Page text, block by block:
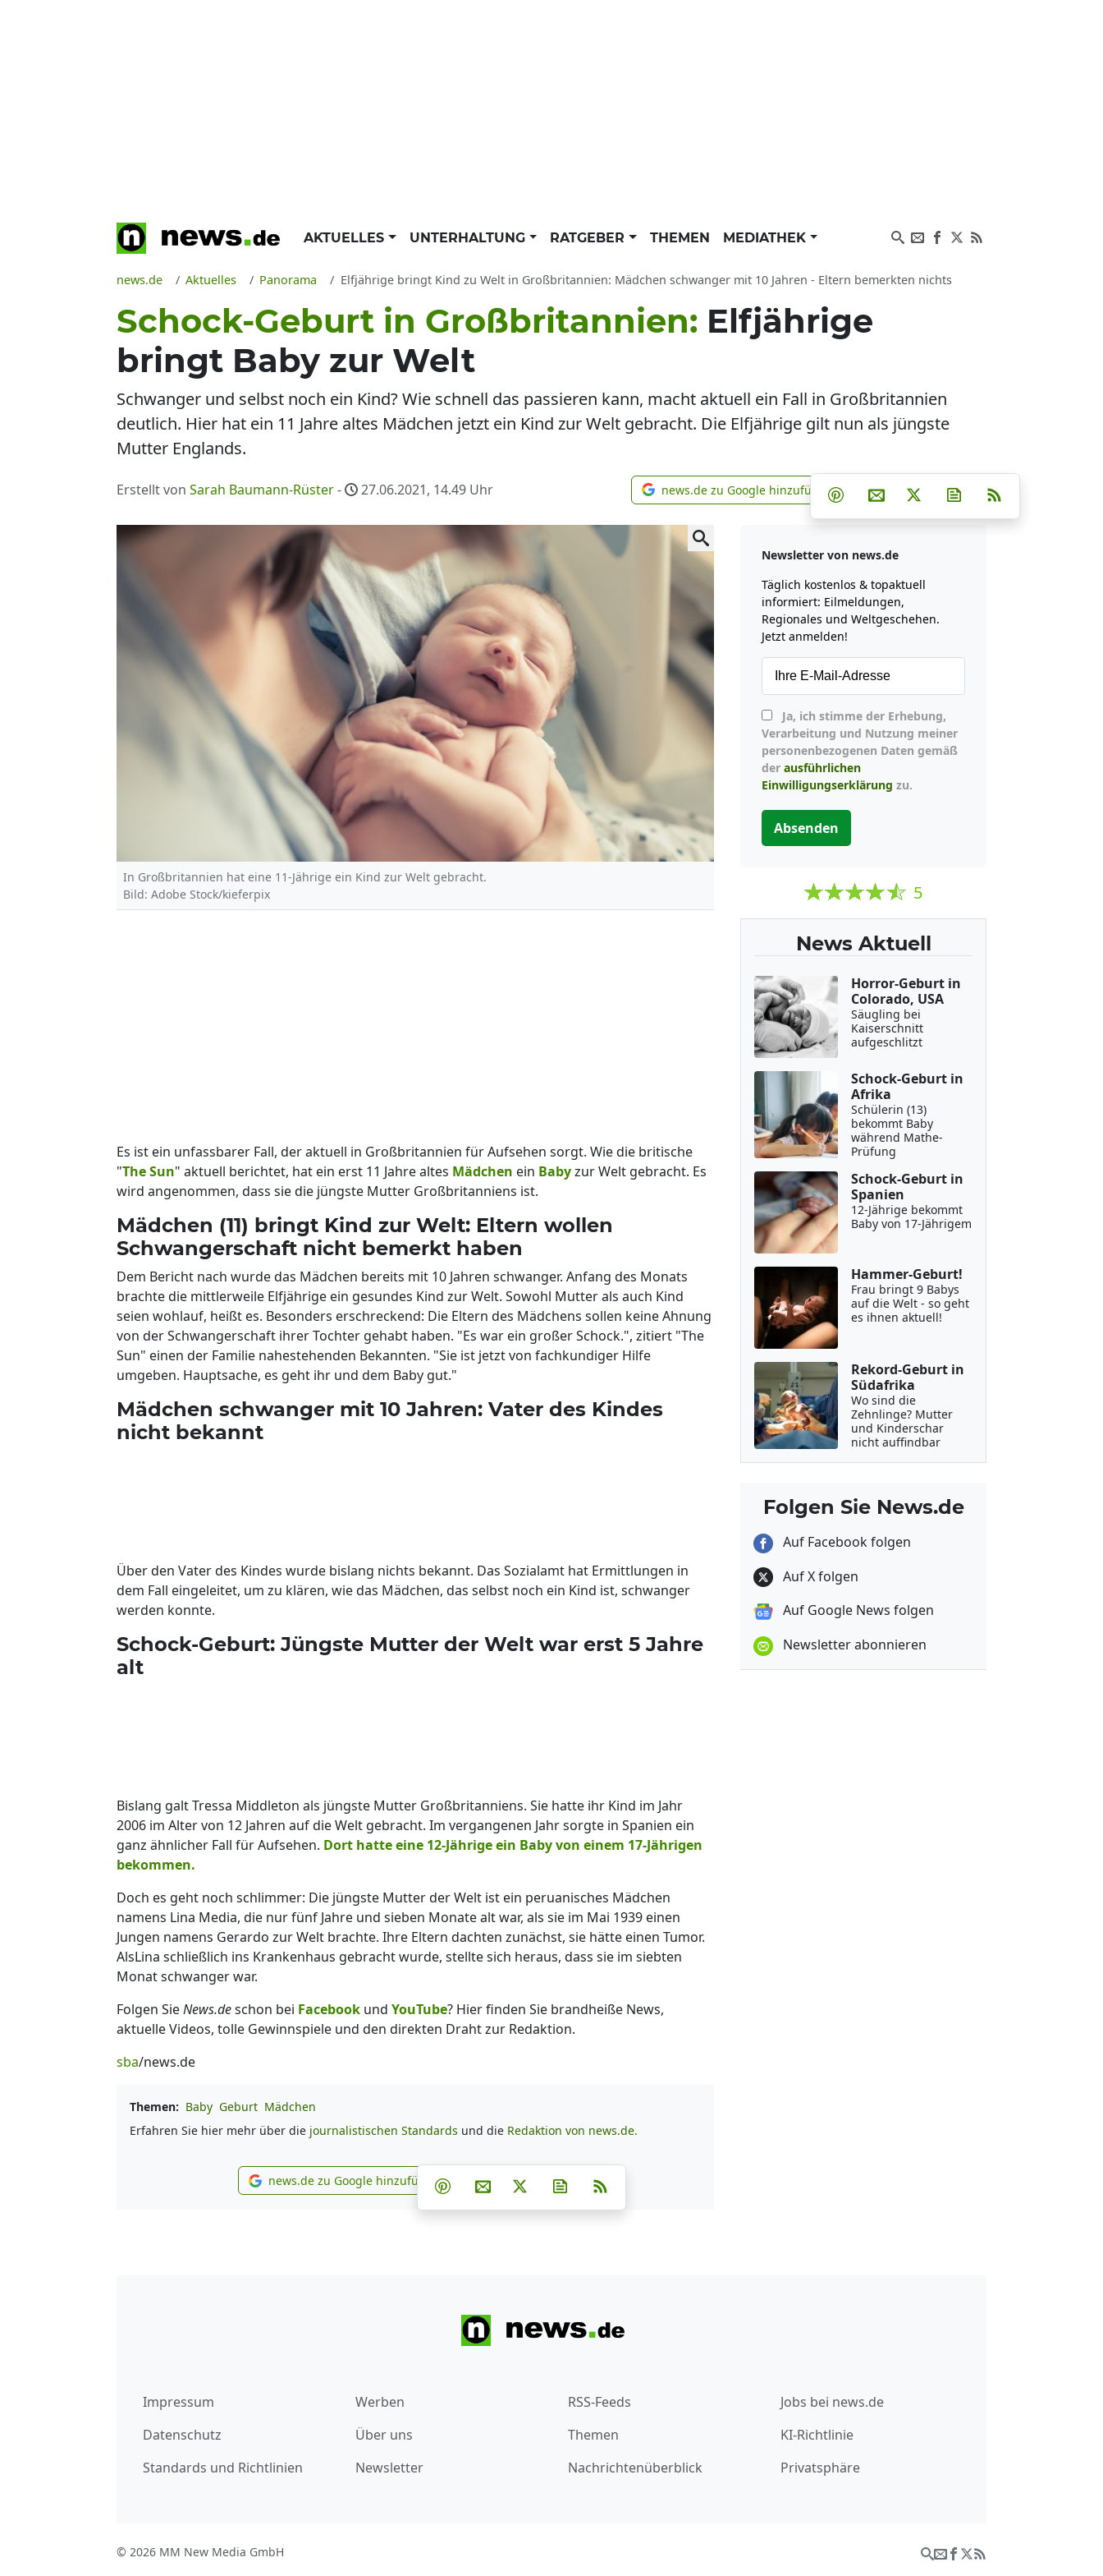
AKTUELLES UNTERHALTUNG RATGEBER THEMEN MEDIATHEK
news.de Aktuelles Panorama Elfjährige bringt Kind zu Welt in Großbritannien: Mädchen schwanger mit 10 Jahren - Eltern bemerkten nichts
Schock-Geburt in Großbritannien: Elfjährige
bringt Baby zur Welt
Schwanger und selbst noch ein Kind? Wie schnell das passieren kann, macht aktuell ein Fall in Großbritannien
deutlich. Hier hat ein 11 Jahre altes Mädchen jetzt ein Kind zur Welt gebracht. Die Elfjährige gilt nun als jüngste
Mutter Englands.
Erstellt von Sarah Baumann-Rüster- 27.06.2021, 14.49 Uhr news.de zu Google hinzufügen
news.de zu Google hinzufügen Teilen auf Facebook
Teilen auf Whatsapp
Teilen auf Telegram
Teilen auf Pinterest
Per E-Mail teilen
Post auf XNewsletter
In Großbritannien hat eine 11-Jährige ein Kind zur Welt gebracht.
Bild: Adobe Stock/kieferpix
Es ist ein unfassbarer Fall, der aktuell in Großbritannien für Aufsehen sorgt. Wie die britische
"The Sun" aktuell berichtet, hat ein erst 11 Jahre altes Mädchen ein Babyzur Welt gebracht. Es
wird angenommen, dass sie die jüngste Mutter Großbritanniens ist.
Mädchen (11) bringt Kind zur Welt: Eltern wollen
Schwangerschaft nicht bemerkt haben
Dem Bericht nach wurde das Mädchen bereits mit 10 Jahren schwanger. Anfang des Monats
brachte die mittlerweile Elfjährige ein gesundes Kind zur Welt. Sowohl Mutter als auch Kind
seien wohlauf, heißt es. Besonders erschreckend: Die Eltern des Mädchens sollen keine Ahnung
von der Schwangerschaft ihrer Tochter gehabt haben. "Es war ein großer Schock.", zitiert "The
Sun" einen der Familie nahestehenden Bekannten. "Sie ist jetzt von fachkundiger Hilfe
umgeben. Hauptsache, es geht ihr und dem Baby gut."
Mädchen schwanger mit 10 Jahren: Vater des Kindes
nicht bekannt
Über den Vater des Kindes wurde bislang nichts bekannt. Das Sozialamt hat Ermittlungen in
dem Fall eingeleitet, um zu klären, wie das Mädchen, das selbst noch ein Kind ist, schwanger
werden konnte.
Schock-Geburt: Jüngste Mutter der Welt war erst 5 Jahre
alt
Bislang galt Tressa Middleton als jüngste Mutter Großbritanniens. Sie hatte ihr Kind im Jahr
2006 im Alter von 12 Jahren auf die Welt gebracht. Im vergangenen Jahr sorgte in Spanien ein
ganz ähnlicher Fall für Aufsehen. Dort hatte eine 12-Jährige ein Baby von einem 17-Jährigen
bekommen.
Doch es geht noch schlimmer: Die jüngste Mutter der Welt ist ein peruanisches Mädchen
namens Lina Media, die nur fünf Jahre und sieben Monate alt war, als sie im Mai 1939 einen
Jungen namens Gerardo zur Welt brachte. Ihre Eltern dachten zunächst, sie hätte einen Tumor.
AlsLina schließlich ins Krankenhaus gebracht wurde, stellte sich heraus, dass sie im siebten
Monat schwanger war.
Folgen SieNews.deschon bei Facebook und YouTube? Hier finden Sie brandheiße News,
aktuelle Videos, tolle Gewinnspiele und den direkten Draht zur Redaktion.
sba/news.de
Themen: Baby Geburt Mädchen
Erfahren Sie hier mehr über die journalistischen Standards und die Redaktion von news.de.
news.de zu Google hinzufügen
news.de zu Google hinzufügen Teilen auf Facebook
Teilen auf Whatsapp
Teilen auf Telegram
Teilen auf Pinterest
Per E-Mail teilen
Post auf XNewsletter abonnieren
Newsletter von news.de
Täglich kostenlos & topaktuell
informiert: Eilmeldungen,
Regionales und Weltgeschehen.
Jetzt anmelden!
Verarbeitung und Nutzung meiner
personenbezogenen Daten gemäß
der ausführlichen
Einwilligungserklärung zu.
Absenden
5
News Aktuell
Horror-Geburt in
Colorado, USA
Säugling bei
Kaiserschnitt
aufgeschlitzt
Schock-Geburt in
Afrika
Schülerin (13)
bekommt Baby
während Mathe-
Prüfung
Schock-Geburt in
Spanien
12-Jährige bekommt
Baby von 17-Jährigem
Hammer-Geburt!
Frau bringt 9 Babys
auf die Welt - so geht
es ihnen aktuell!
Rekord-Geburt in
Südafrika
Wo sind die
Zehnlinge? Mutter
und Kinderschar
nicht auffindbar
Folgen Sie News.de
Auf Facebook folgen
Auf X folgen
Auf Google News folgen
Newsletter abonnieren
Impressum
Datenschutz
Standards und Richtlinien
Werben
Über uns
Newsletter
RSS-Feeds
Themen
Nachrichtenüberblick
Jobs bei news.de
KI-Richtlinie
Privatsphäre
© 2026 MM New Media GmbH